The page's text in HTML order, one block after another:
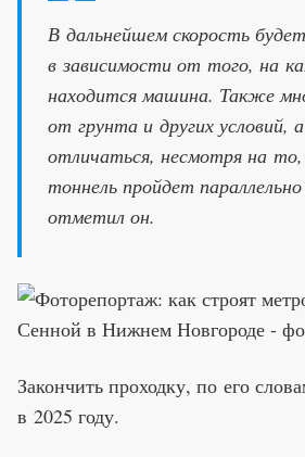
В дальнейшем скорость
в зависимости от того, на
находится машина. Также
от грунта и других условий,
отличаться, несмотря на
тоннель пройдет
отметил он.
Закончить проходку, по его
в 2025 году.